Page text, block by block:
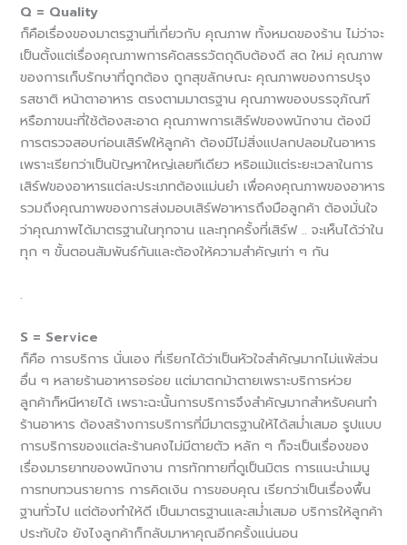
Q = Quality
ก็คือเรื่องของมาตรฐานที่เกี่ยวกับ คุณภาพ ทั้งหมดของร้าน ไม่ว่าจะ
เป็นตั้งแต่เรื่องคุณภาพการคัดสรรวัตถุดิบต้องดี สด ใหม่ คุณภาพ
ของการเก็บรักษาที่ถูกต้อง ถูกสุขลักษณะ คุณภาพของการปรุง
รสชาติ หน้าตาอาหาร ตรงตามมาตรฐาน คุณภาพของบรรจุภัณฑ์
หรือภาขนะที่ใช้ต้องสะอาด คุณภาพการเสิร์ฟของพนักงาน ต้องมี
การตรวจสอบก่อนเสิร์ฟให้ลูกค้า ต้องมีไม่สิ่งแปลกปลอมในอาหาร
เพราะเรียกว่าเป็นปัญหาใหญ่เลยทีเดียว หริอแม้แต่ระยะเวลาในการ
เสิร์ฟของอาหารแต่ละประเภทต้องแม่นยำ เพื่อคงคุณภาพของอาหาร
รวมถึงคุณภาพของการส่งมอบเสิร์ฟอาหารถึงมือลูกค้า ต้องมั่นใจ
ว่าคุณภาพได้มาตรฐานในทุกจาน และทุกครั้งที่เสิร์ฟ .. จะเห็นได้ว่าใน
ทุก ๆ ขั้นตอนสัมพันธ์กันและต้องให้ความสำคัญเท่า ๆ กัน
.
S = Service
ก็คือ การบริการ นั่นเอง ที่เรียกได้ว่าเป็นหัวใจสำคัญมากไม่แพ้ส่วน
อื่น ๆ หลายร้านอาหารอร่อย แต่มาตกม้าตายเพราะบริการห่วย
ลูกค้าก็หนีหายได้ เพราะฉะนั้นการบริการจึงสำคัญมากสำหรับคนทำ
ร้านอาหาร ต้องสร้างการบริการที่มีมาตรฐานให้ได้สม่ำเสมอ รูปแบบ
การบริการของแต่ละร้านคงไม่มีตายตัว หลัก ๆ ก็จะเป็นเรื่องของ
เรื่องมารยาทของพนักงาน การทักทายที่ดูเป็นมิตร การแนะนำเมนู
การทบทวนรายการ การคิดเงิน การขอบคุณ เรียกว่าเป็นเรื่องพื้น
ฐานทั่วไป แต่ต้องทำให้ดี เป็นมาตรฐานและสม่ำเสมอ บริการให้ลูกค้า
ประทับใจ ยังไงลูกค้าก็กลับมาหาคุณอีกครั้งแน่นอน